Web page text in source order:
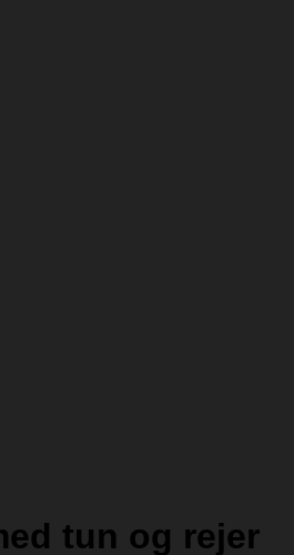
tun og rejer